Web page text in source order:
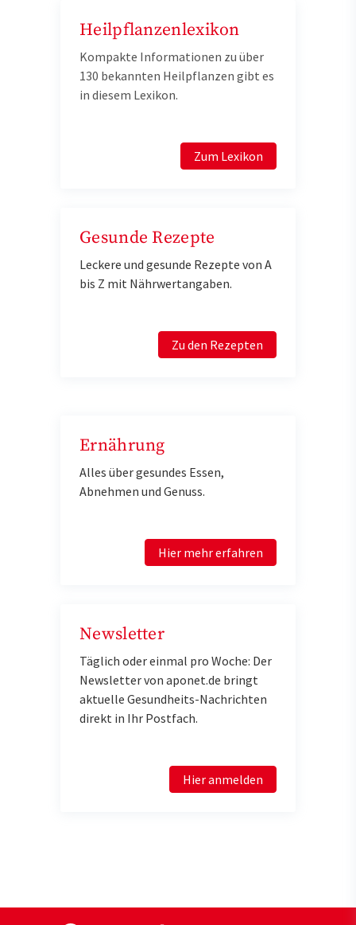
Heilpflanzenlexikon
Kompakte Informationen zu über
130 bekannten Heilpflanzen gibt es
in diesem Lexikon.
Zum Lexikon
Gesunde Rezepte
Leckere und gesunde Rezepte von A
bis Z mit Nährwertangaben.
Zu den Rezepten
Ernährung
Alles über gesundes Essen,
Abnehmen und Genuss.
Hier mehr erfahren
Newsletter
Täglich oder einmal pro Woche: Der
Newsletter von aponet.de bringt
aktuelle Gesundheits-Nachrichten
direkt in Ihr Postfach.
Hier anmelden